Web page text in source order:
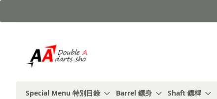
到
Special Menu 特別目錄
Barrel 鏢身 Shaft 鏢桿